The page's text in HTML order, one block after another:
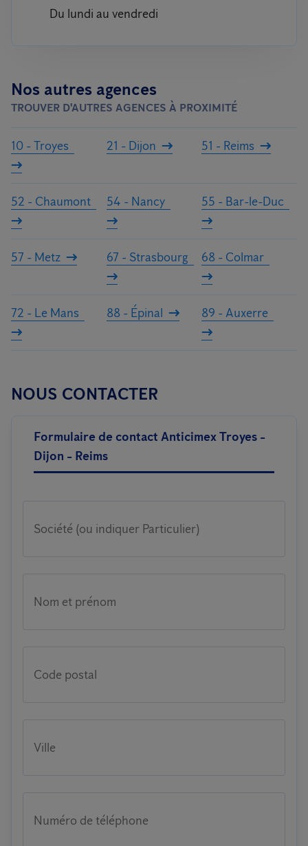
Du lundi au vendredi
Nos autres agences
TROUVER D'AUTRES AGENCES À PROXIMITÉ
10 - Troyes 21 - Dijon 51 - Reims
52 - Chaumont 54 - Nancy 55 - Bar-le-Duc
57 - Metz 67 - Strasbourg 68 - Colmar
72 - Le Mans 88 - Épinal 89 - Auxerre
NOUS CONTACTER
Formulaire de contact Anticimex Troyes -
Dijon - Reims
Société (ou indiquer Particulier)
Nom et prénom
Code postal
Ville
Numéro de téléphone